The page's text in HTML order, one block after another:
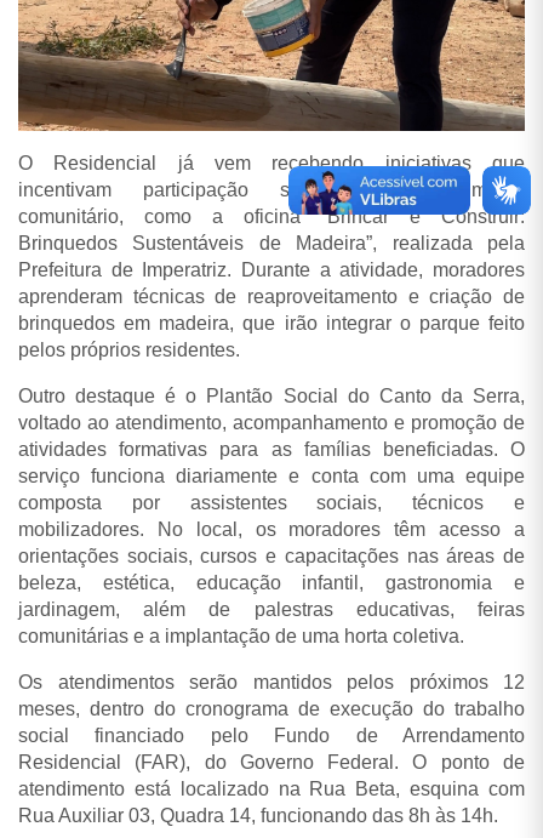
O Residencial já vem recebendo iniciativas que
incentivam participação social e fortalecimento
comunitário, como a oficina“Brincar e Construir:
Brinquedos Sustentáveis de Madeira”, realizada pela
Prefeitura de Imperatriz. Durante a atividade, moradores
aprenderam técnicas de reaproveitamento e criação de
brinquedos em madeira, que irão integrar o parque feito
pelos próprios residentes.
Outro destaque é o Plantão Social do Canto da Serra,
voltado ao atendimento, acompanhamento e promoção de
atividades formativas para as famílias beneficiadas. O
serviço funciona diariamente e conta com uma equipe
composta por assistentes sociais, técnicos e
mobilizadores. No local, os moradores têm acesso a
orientações sociais, cursos e capacitações nas áreas de
beleza, estética, educação infantil, gastronomia e
jardinagem, além de palestras educativas, feiras
comunitárias e a implantação de uma horta coletiva.
Os atendimentos serão mantidos pelos próximos 12
meses, dentro do cronograma de execução do trabalho
social financiado pelo Fundo de Arrendamento
Residencial (FAR), do Governo Federal. O ponto de
atendimento está localizado na Rua Beta, esquina com
Rua Auxiliar 03, Quadra 14, funcionando das 8h às 14h.